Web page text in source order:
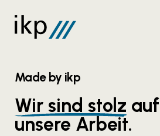
Made by ikp
Wir sind stolz auf
unsere Arbeit.